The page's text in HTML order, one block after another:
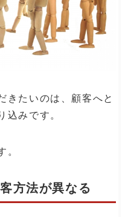
きたいのは、顧客へと
込みです。
。
方法が異なる